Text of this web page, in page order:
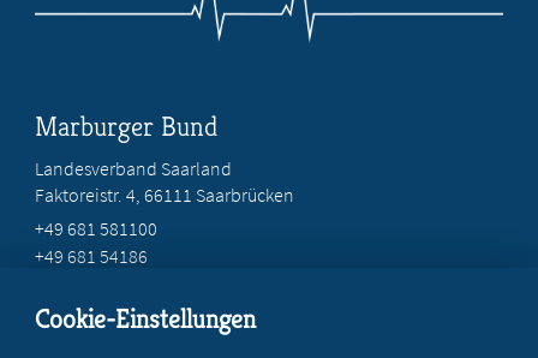
Marburger Bund
Landesverband Saarland
Faktoreistr. 4, 66111 Saarbrücken
+49 681 581100
+49 681 54186
Cookie-Einstellungen